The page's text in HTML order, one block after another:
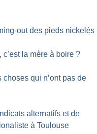
out des pieds nickelés
c’est la mère à boire ?
qui n’ont pas de
alternatifs et de
à Toulouse